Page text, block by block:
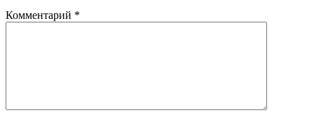
Комментарий *